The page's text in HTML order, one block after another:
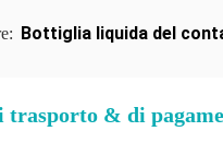
Bottiglia liquida del
trasporto & di